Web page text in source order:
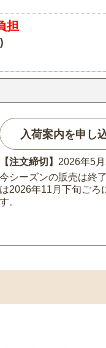
担
入荷案内を申し
【注文締切】 2026年5月
今シーズンの販売は終
は2026年11月下旬ごろ
す。